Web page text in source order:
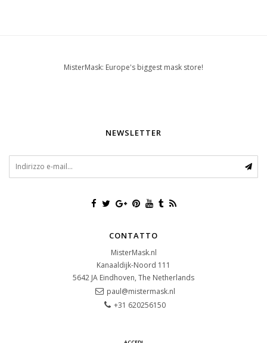
MisterMask: Europe's biggest mask store!
NEWSLETTER
CONTATTO
MisterMask.nl
Kanaaldijk-Noord 111
5642 JA Eindhoven, The Netherlands
paul@mistermask.nl
+31 620256150